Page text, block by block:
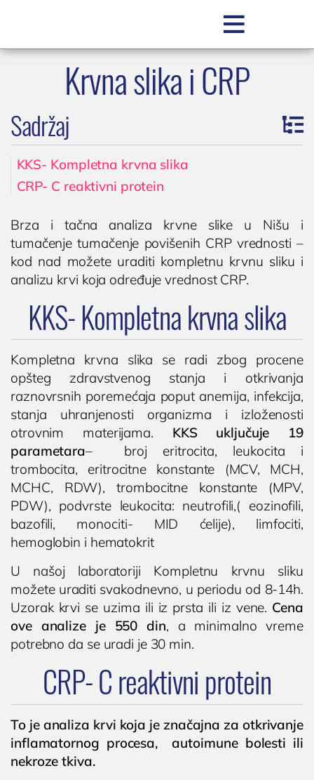

POLIKLINIKA BOCOKIĆ
O nama
Zakažite pregled
Cenovnik
Lokacija
Tim doktora
AKTIVNOSTI
Novosti i obaveštenja
Blog
UROLOGIJA
Pregled urologa sa ultrazvukom
Dijagnostika i lečenje polno prenosivih
oboljenja
Postavljanje, skidanje i zamena katetera u
Nišu
Ispitivanje uzroka neplodnosti i spermogram
Operacija fimoze
Kondilomi, dijagnostika i lečenje
Cistoskopija
IMUNOLOGIJA
Pregled imunologa
Dijagnostika alergija
Krvna slika i CRP
Sadržaj
KKS- Kompletna krvna slika
CRP- C reaktivni protein
Brza i tačna analiza krvne slike u Nišu i
tumačenje tumačenje povišenih CRP vrednosti –
kod nad možete uraditi kompletnu krvnu sliku i
analizu krvi koja određuje vrednost CRP.
KKS- Kompletna krvna slika
Kompletna krvna slika se radi zbog procene
opšteg zdravstvenog stanja i otkrivanja
raznovrsnih poremećaja poput anemija, infekcija,
stanja uhranjenosti organizma i izloženosti
otrovnim materijama. KKS uključuje 19
parametara– broj eritrocita, leukocita i
trombocita, eritrocitne konstante (MCV, MCH,
MCHC, RDW), trombocitne konstante (MPV,
PDW), podvrste leukocita: neutrofili,( eozinofili,
bazofili, monociti- MID ćelije), limfociti,
hemoglobin i hematokrit
U našoj laboratoriji Kompletnu krvnu sliku
možete uraditi svakodnevno, u periodu od 8-14h.
Uzorak krvi se uzima ili iz prsta ili iz vene. Cena
ove analize je 550 din, a minimalno vreme
potrebno da se uradi je 30 min.
CRP- C reaktivni protein
To je analiza krvi koja je značajna za otkrivanje
inflamatornog procesa, autoimune bolesti ili
nekroze tkiva.